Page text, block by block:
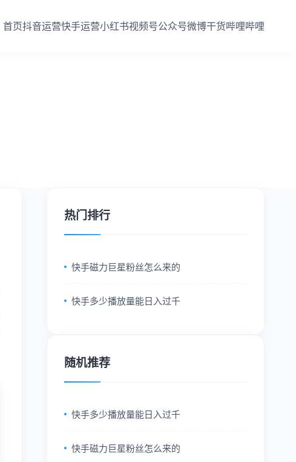
首页抖音运营快手运营小红书视频号公众号微博干货哔哩哔哩
热门排行
快手磁力巨星粉丝怎么来的
快手多少播放量能日入过千
随机推荐
快手多少播放量能日入过千
快手磁力巨星粉丝怎么来的